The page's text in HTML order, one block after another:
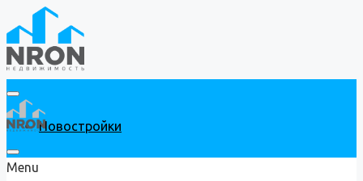
Новостройки
Menu